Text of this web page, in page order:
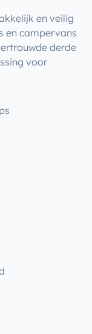
en veilig
en campervans
derde
voor